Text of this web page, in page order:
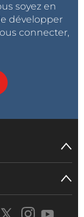
soyez en
développer
connecter,